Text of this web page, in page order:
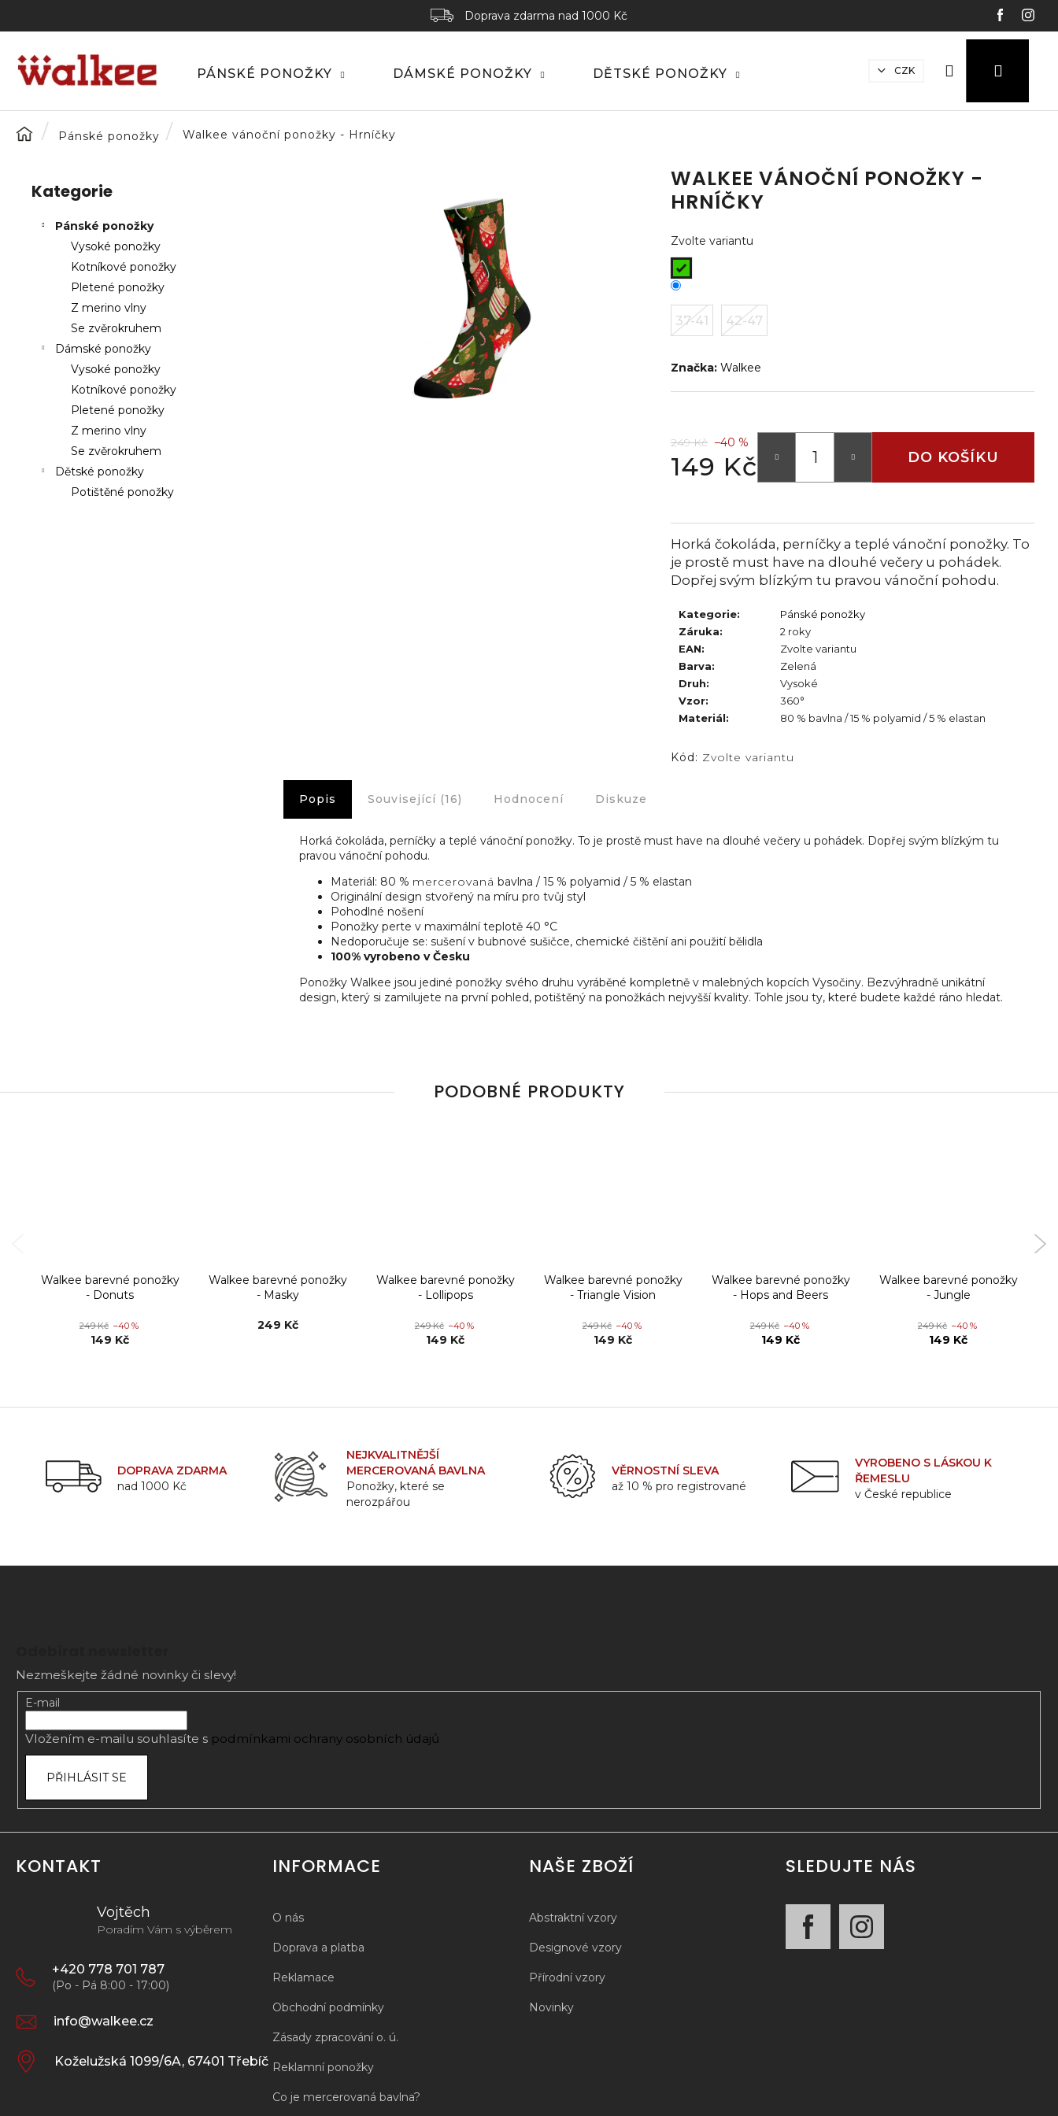
obsah
Doprava zdarma nad 1000 Kč
PÁNSKÉ PONOŽKY DÁMSKÉ PONOŽKY DĚTSKÉ PONOŽKY CZK Hledat
DomůPánské ponožky Walkee vánoční ponožky - Hrníčky
Přeskočit
kategorie
Kategorie
Pánské ponožky
Vysoké ponožky
Kotníkové ponožky
Pletené ponožky
Z merino vlny
Se zvěrokruhem
Dámské ponožky
Vysoké ponožky
Kotníkové ponožky
Pletené ponožky
Z merino vlny
Se zvěrokruhem
Dětské ponožky
Potištěné ponožky
WALKEE VÁNOČNÍ PONOŽKY -
HRNÍČKY
Zvolte variantu
37-41 42-47
Značka: Walkee
249 Kč –40 %
149 Kč DO KOŠÍKU
Horká čokoláda, perníčky a teplé vánoční ponožky. To
je prostě must have na dlouhé večery u pohádek.
Dopřej svým blízkým tu pravou vánoční pohodu.
Kategorie:
Pánské ponožky
Záruka:
2 roky
EAN:
Zvolte variantu
Barva:
Zelená
Druh:
Vysoké
Vzor:
360°
Materiál: 80 % bavlna / 15 % polyamid / 5 % elastan
Kód: Zvolte variantu
Popis Související (16) Hodnocení Diskuze
Horká čokoláda, perníčky a teplé vánoční ponožky. To je prostě must have na dlouhé večery u pohádek. Dopřej svým blízkým tu
pravou vánoční pohodu.
Materiál: 80 % mercerovaná bavlna / 15 % polyamid / 5 % elastan
Originální design stvořený na míru pro tvůj styl
Pohodlné nošení
Ponožky perte v maximální teplotě 40 °C
Nedoporučuje se: sušení v bubnové sušičce, chemické čištění ani použití bělidla
100% vyrobeno v Česku
Ponožky Walkee jsou jediné ponožky svého druhu vyráběné kompletně v malebných kopcích Vysočiny. Bezvýhradně unikátní
design, který si zamilujete na první pohled, potištěný na ponožkách nejvyšší kvality. Tohle jsou ty, které budete každé ráno hledat.
o
do
obchodu
do
obchodu
C
o
p
o
PODOBNÉ PRODUKTY
Walkee barevné ponožky
- Donuts
249 Kč –40 %
149 Kč
Walkee barevné ponožky
- Masky
249 Kč
Walkee barevné ponožky
- Lollipops
249 Kč –40 %
149 Kč
Walkee barevné ponožky
- Triangle Vision
249 Kč –40 %
149 Kč
Walkee barevné ponožky
- Hops and Beers
249 Kč –40 %
149 Kč
Walkee barevné ponožky
- Jungle
249 Kč –40 %
149 Kč
DOPRAVA ZDARMA
nad 1000 Kč
NEJKVALITNĚJŠÍ
MERCEROVANÁ BAVLNA
Ponožky, které se
nerozpářou
VĚRNOSTNÍ SLEVA
až 10 % pro registrované
VYROBENO S LÁSKOU K
ŘEMESLU
v České republice
Nezmeškejte žádné novinky či slevy!
E-mail
Vložením e-mailu souhlasíte s podmínkami ochrany osobních údajů
PŘIHLÁSIT SE
KONTAKT
Vojtěch
Poradím Vám s výběrem
+420 778 701 787
(Po - Pá 8:00 - 17:00)
info@walkee.cz
Koželužská 1099/6A, 67401 Třebíč
INFORMACE
O nás
Doprava a platba
Reklamace
Obchodní podmínky
Zásady zpracování o. ú.
Reklamní ponožky
Co je mercerovaná bavlna?
NAŠE ZBOŽÍ
Abstraktní vzory
Designové vzory
Přírodní vzory
Novinky
SLEDUJTE NÁS